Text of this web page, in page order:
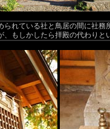
られている社と鳥居の間に社
、もしかしたら拝殿の代わり